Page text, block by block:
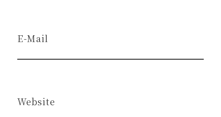
E-Mail
Website